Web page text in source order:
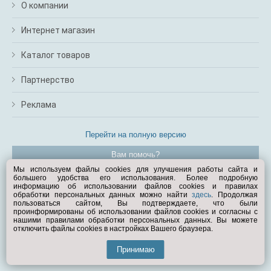
О компании
Интернет магазин
Каталог товаров
Партнерство
Реклама
Перейти на полную версию
Вам помочь?
© Exist.ru 1998—2026
Мы используем файлы cookies для улучшения работы сайта и
большего удобства его использования. Более подробную
информацию об использовании файлов cookies и правилах
обработки персональных данных можно найтиздесь. Продолжая
пользоваться сайтом, Вы подтверждаете, что были
проинформированы об использовании файлов cookies и согласны с
нашими правилами обработки персональных данных. Вы можете
отключить файлы cookies в настройках Вашего браузера.
Принимаю